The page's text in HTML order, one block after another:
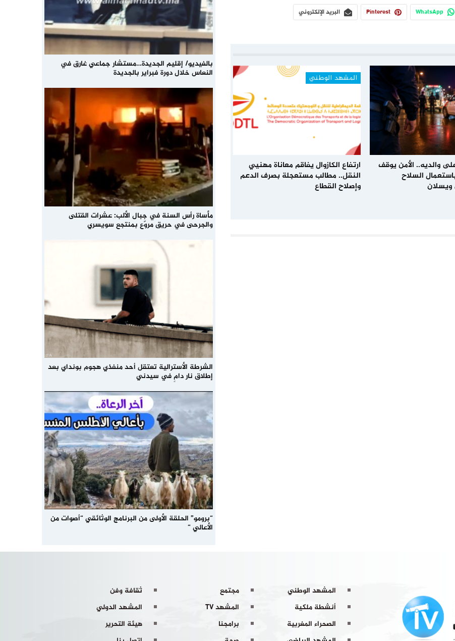
WhatsApp
Pinterest البريد الإلكتروني
والديه.. الأمن يوقف
السلاح
المشهد الوطني
ارتفاع الكازوال يفاقم معاناة مهنيي
النقل.. مطالب مستعجلة بصرف الدعم
وإصلاح القطاع
بالفيديو/ إقليم الجديدة…مستشار جماعي غارق في
النعاس خلال دورة فبراير بالجديدة
مأساة رأس السنة في جبال الألب: عشرات القتلى
والجرحى في حريق مروّع بمنتجع سويسري
الشرطة الأسترالية تعتقل أحد منفذي هجوم بونداي بعد
إطلاق نار دامٍ في سيدني
“برومو” الحلقة الأولى من البرنامج الوثائقي “أصوات من
الأعالي “
المشهد الوطني
أنشطة ملكية
الصحراء المغربية
مجتمع
المشهد TV
برامجنا
ثقافة وفن
المشهد الدولي
هيئة التحرير